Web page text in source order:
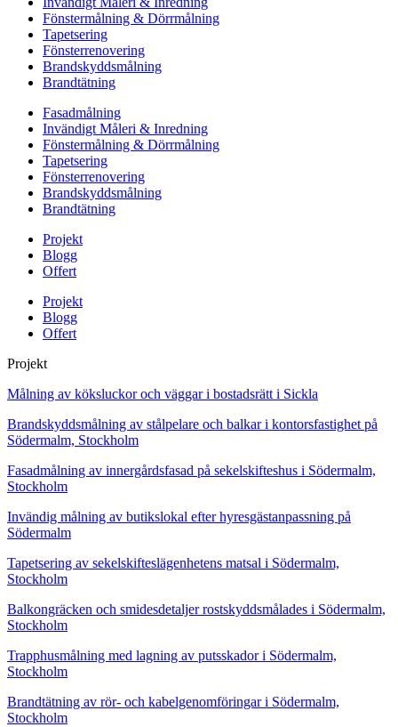
Fönstermålning & Dörrmålning
Tapetsering
Fönsterrenovering
Brandskyddsmålning
Brandtätning
Fasadmålning
Invändigt Måleri & Inredning
Fönstermålning & Dörrmålning
Tapetsering
Fönsterrenovering
Brandskyddsmålning
Brandtätning
Projekt
Blogg
Offert
Projekt
Blogg
Offert
Projekt
Målning av köksluckor och väggar i bostadsrätt i Sickla
Brandskyddsmålning av stålpelare och balkar i kontorsfastighet på
Södermalm, Stockholm
Fasadmålning av innergårdsfasad på sekelskifteshus i Södermalm,
Stockholm
Invändig målning av butikslokal efter hyresgästanpassning på
Södermalm
Tapetsering av sekelskifteslägenhetens matsal i Södermalm,
Stockholm
Balkongräcken och smidesdetaljer rostskyddsmålades i Södermalm,
Stockholm
Trapphusmålning med lagning av putsskador i Södermalm,
Stockholm
Brandtätning av rör- och kabelgenomföringar i Södermalm,
Stockholm